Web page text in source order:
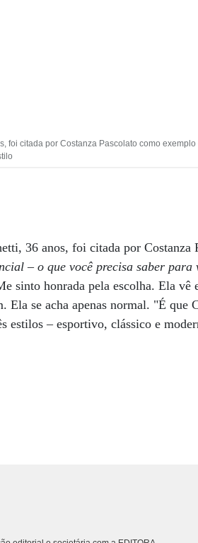
foi citada por Costanza Pascolato como
36 anos, foi citada por Costanza
– o que você precisa saber
sinto honrada pela escolha. Ela
Ela se acha apenas normal. "É que
estilos – esportivo, clássico e